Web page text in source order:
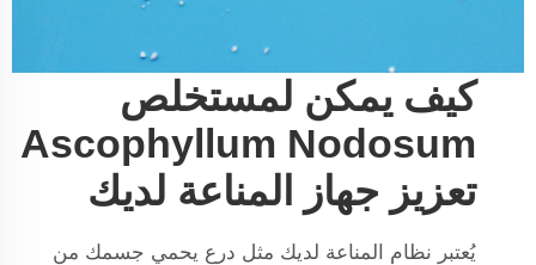
كيف يمكن لمستخلص
Ascophyllum Nodosum
تعزيز جهاز المناعة لديك
يُعتبر نظام المناعة لديك مثل درع يحمي جسمك من